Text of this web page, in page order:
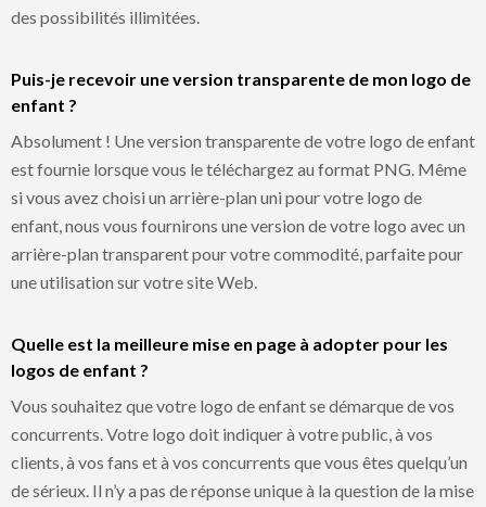
des possibilités illimitées.
Puis-je recevoir une version transparente de mon logo de
enfant ?
Absolument ! Une version transparente de votre logo de enfant
est fournie lorsque vous le téléchargez au format PNG. Même
si vous avez choisi un arrière-plan uni pour votre logo de
enfant, nous vous fournirons une version de votre logo avec un
arrière-plan transparent pour votre commodité, parfaite pour
une utilisation sur votre site Web.
Quelle est la meilleure mise en page à adopter pour les
logos de enfant ?
Vous souhaitez que votre logo de enfant se démarque de vos
concurrents. Votre logo doit indiquer à votre public, à vos
clients, à vos fans et à vos concurrents que vous êtes quelqu’un
de sérieux. Il n’y a pas de réponse unique à la question de la mise